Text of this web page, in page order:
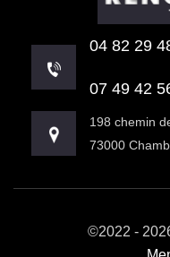
04 82 29
07 49 42
198 chemin
73000
©2022 -